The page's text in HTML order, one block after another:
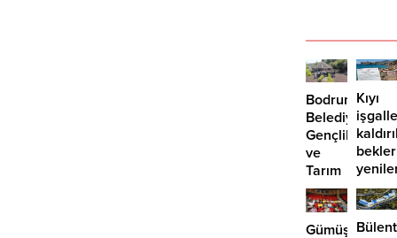
Bodrum
Belediyesi
Gençlik
ve
Tarım
Kampı’nın
3.
dönemi
Kıyı
önü
mü
Gümüşlük’te
Bülent